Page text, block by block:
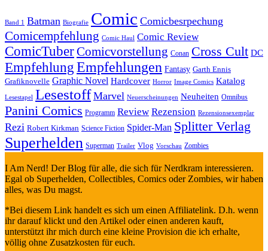
Band 1 Batman Biografie Comic Comicbesrpechung
Comicempfehlung Comic Haul Comic Review
ComicTuberComicvorstellung Conan Cross Cult DC
Empfehlung Empfehlungen Fantasy Garth Ennis
Grafiknovelle Graphic Novel Hardcover Horror Image Comics Katalog
Lesestapel Lesestoff Marvel Neuerscheinungen Neuheiten Omnibus
Panini Comics Programm Review Rezension Rezensionsexemplar
Rezi Robert Kirkman Science Fiction Spider-Man Splitter Verlag
Superhelden Superman Trailer Vlog Vorschau Zombies
I Am Nerd! Der Blog für alle, die sich für Nerdkram interessieren.
Egal ob Superhelden, Collectibles, Comics oder Zombies, wir haben
alles, was Du magst.
*Bei diesem Link handelt es sich um einen Affiliatelink. D.h. wenn
ihr darauf klickt und den Artikel oder einen anderen kauft,
unterstützt ihr mich durch eine kleine Provision die ich erhalte,
völlig ohne Zusatzkosten für euch.